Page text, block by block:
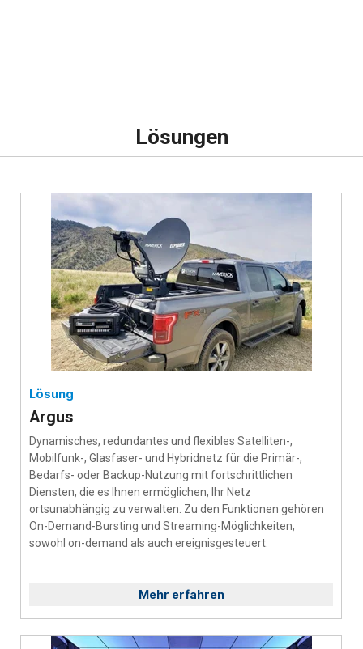
Lösungen
Lösung
Argus
Dynamisches, redundantes und flexibles Satelliten-,
Mobilfunk-, Glasfaser- und Hybridnetz für die Primär-,
Bedarfs- oder Backup-Nutzung mit fortschrittlichen
Diensten, die es Ihnen ermöglichen, Ihr Netz
ortsunabhängig zu verwalten. Zu den Funktionen gehören
On-Demand-Bursting und Streaming-Möglichkeiten,
sowohl on-demand als auch ereignisgesteuert.
Mehr erfahren